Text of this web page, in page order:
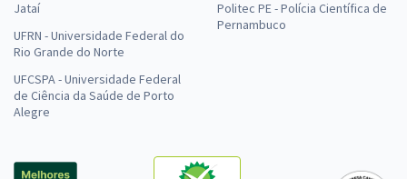
Jataí
UFRN - Universidade Federal do
Rio Grande do Norte
UFCSPA - Universidade Federal
de Ciência da Saúde de Porto
Alegre
Politec PE - Polícia Científica de
Pernambuco